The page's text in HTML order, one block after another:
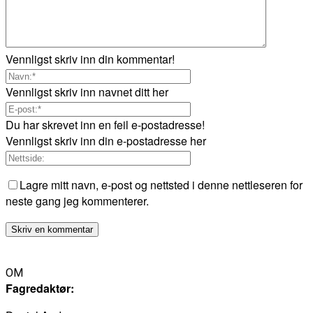
Vennligst skriv inn din kommentar!
Vennligst skriv inn navnet ditt her
Du har skrevet inn en feil e-postadresse!
Vennligst skriv inn din e-postadresse her
Lagre mitt navn, e-post og nettsted i denne nettleseren for
neste gang jeg kommenterer.
OM
Fagredaktør: